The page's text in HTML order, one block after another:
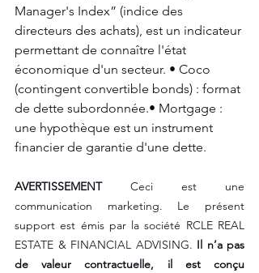
Manager's Index” (indice des
directeurs des achats), est un indicateur
permettant de connaître l'état
économique d'un secteur. • Coco
(contingent convertible bonds) : format
de dette subordonnée.• Mortgage :
une hypothèque est un instrument
financier de garantie d'une dette.
AVERTISSEMENT Ceci est une
communication marketing. Le présent
support est émis par la société RCLE REAL
ESTATE & FINANCIAL ADVISING. Il n’a pas
de valeur contractuelle, il est conçu